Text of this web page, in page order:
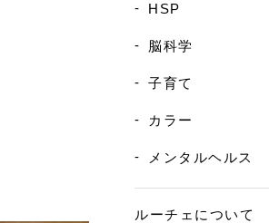
HSP
脳科学
子育て
カラー
メンタルヘルス
ルーチェについて